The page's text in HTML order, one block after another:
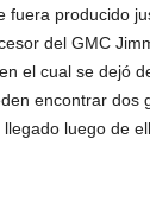
fuera producido
del GMC
el cual se dejó
encontrar
luego de